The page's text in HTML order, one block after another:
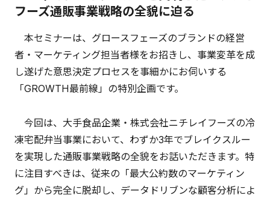
フーズ通販事業戦略の全貌に迫る
本セミナーは、グロースフェーズのブランドの経営
者・マーケティング担当者様をお招きし、事業変革を成
し遂げた意思決定プロセスを事細かにお伺いする
「GROWTH最前線」の特別企画です。
今回は、大手食品企業・株式会社ニチレイフーズの冷
凍宅配弁当事業において、わずか3年でブレイクスルー
を実現した通販事業戦略の全貌をお話いただきます。特
に注目すべきは、従来の「最大公約数のマーケティン
グ」から完全に脱却し、データドリブンな顧客分析によ